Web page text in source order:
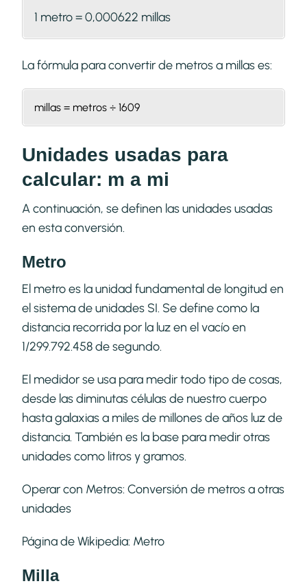
1 metro = 0,000622 millas
La fórmula para convertir de metros a millas es:
millas = metros ÷ 1609
Unidades usadas para
calcular: m a mi
A continuación, se definen las unidades usadas
en esta conversión.
Metro
El metro es la unidad fundamental de longitud en
el sistema de unidades SI. Se define como la
distancia recorrida por la luz en el vacío en
1/299.792.458 de segundo.
El medidor se usa para medir todo tipo de cosas,
desde las diminutas células de nuestro cuerpo
hasta galaxias a miles de millones de años luz de
distancia. También es la base para medir otras
unidades como litros y gramos.
Operar con Metros: Conversión de metros a otras
unidades
Página de Wikipedia: Metro
Milla